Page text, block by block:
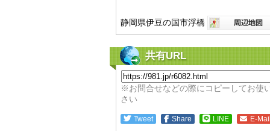
静岡県伊豆の国市浮橋
共有URL
※お問合せなどの際にコピーしてお使
さい
Tweet Share LINE E-